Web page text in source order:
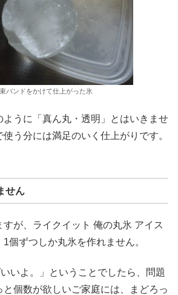
バンドをかけて仕上がった氷
ように「真ん丸・透明」とはいきませ
う分には満足のいく仕上がりです。
せん
が、ライクイット 俺の丸氷 アイス
個ずつしか丸氷を作れません。
いよ。」ということでしたら、問題
個数が欲しいご家庭には、まどろっ